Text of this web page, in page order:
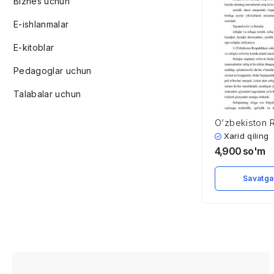
E-ishlanmalar
E-kitoblar
Pedagoglar uchun
Talabalar uchun
O’zbekiston
amalda
soliqsiz
Xarid qiling
4,900 so'm